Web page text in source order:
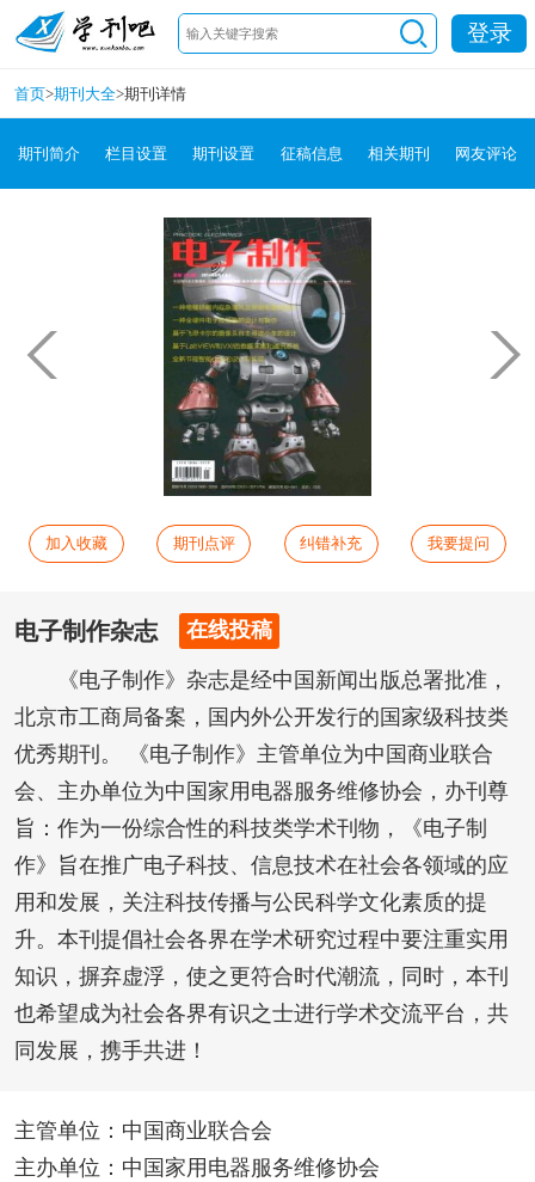
登录
首页>期刊大全>期刊详情
期刊简介 栏目设置 期刊设置 征稿信息 相关期刊 网友评论
加入收藏 期刊点评 纠错补充 我要提问
电子制作杂志 在线投稿
《电子制作》杂志是经中国新闻出版总署批准，
北京市工商局备案，国内外公开发行的国家级科技类
优秀期刊。 《电子制作》主管单位为中国商业联合
会、主办单位为中国家用电器服务维修协会，办刊尊
旨：作为一份综合性的科技类学术刊物，《电子制
作》旨在推广电子科技、信息技术在社会各领域的应
用和发展，关注科技传播与公民科学文化素质的提
升。本刊提倡社会各界在学术研究过程中要注重实用
知识，摒弃虚浮，使之更符合时代潮流，同时，本刊
也希望成为社会各界有识之士进行学术交流平台，共
同发展，携手共进！
主管单位：中国商业联合会
主办单位：中国家用电器服务维修协会